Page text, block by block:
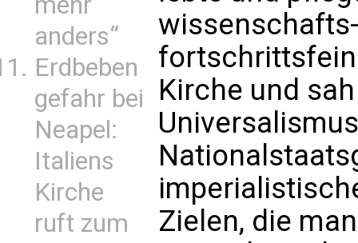
anders“
Erdbeben
gefahr bei
Neapel:
Italiens
Kirche
ruft zum
Kirche und
Zielen, die